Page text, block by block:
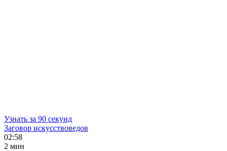
Узнать за 90 секунд
Заговор искусствоведов
02:58
2 мин